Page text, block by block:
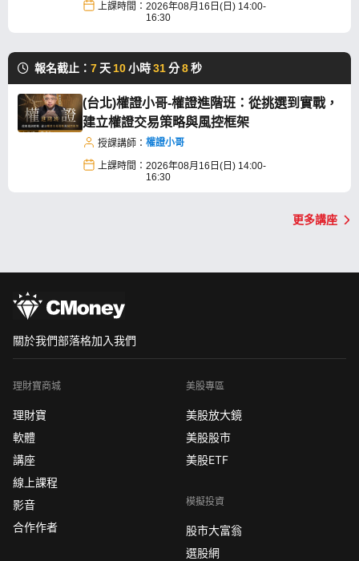
上課時間： 2026年08月16日(日) 14:00-
16:30
報名截止： 7 天10小時31分7秒
(台北)權證小哥-權證進階班：從挑選到實戰，
建立權證交易策略與風控框架
授課講師： 權證小哥
上課時間： 2026年08月16日(日) 14:00-
16:30
更多講座
關於我們部落格加入我們
理財寶商城
理財寶
軟體
講座
線上課程
影音
合作作者
美股專區
美股放大鏡
美股股市
美股ETF
模擬投資
股市大富翁
選股網